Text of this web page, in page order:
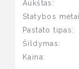
Aukštas:
Statybos
Pastato tipas:
Šildymas:
Kaina: